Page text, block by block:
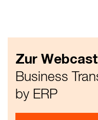
Zur
Business
by ERP